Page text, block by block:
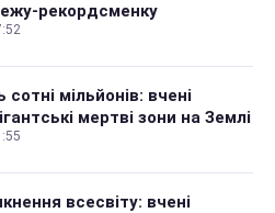
рекордсменку
мільйонів: вчені
мертві зони на Землі
всесвіту: вчені